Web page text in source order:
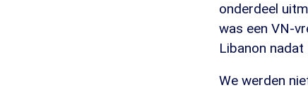
onderdeel
was een VN-
Libanon nadat
We werden